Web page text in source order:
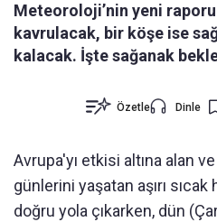
Meteoroloji’nin yeni
kavrulacak, bir köşe ise
kalacak. İşte sağanak
Özetle Dinle
Avrupa'yı etkisi altına alan
günlerini yaşatan aşırı sıcak
doğru yola çıkarken, dün